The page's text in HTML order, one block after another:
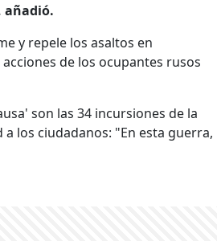
añadió.
y repele los asaltos en
de los ocupantes rusos
son las 34 incursiones de la
los ciudadanos: "En esta guerra,